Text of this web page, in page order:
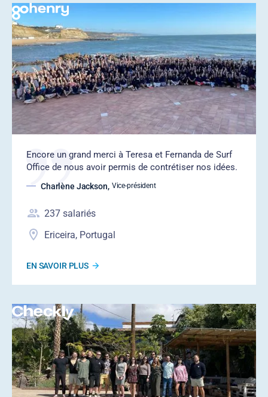
Encore un grand merci à Teresa et Fernanda de Surf
Office de nous avoir permis de contrétiser nos idées.
Charlène Jackson, Vice-président
237 salariés
Ericeira, Portugal
EN SAVOIR PLUS